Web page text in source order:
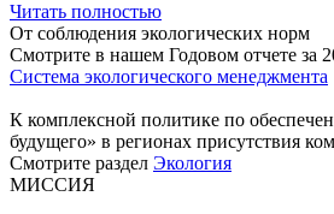
Читать полностью
От соблюдения экологических норм
Смотрите в нашем Годовом отчете за
Система экологического менеджмента
К комплексной политике по
будущего» в регионах присутствия
Смотрите раздел Экология
МИССИЯ